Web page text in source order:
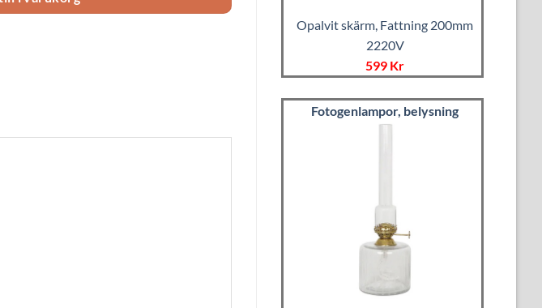
Opalvit skärm, Fattning 200mm
2220V
599 Kr
Fotogenlampor, belysning